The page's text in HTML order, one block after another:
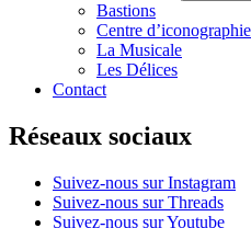
Bastions
Centre d’iconographie
La Musicale
Les Délices
Contact
Réseaux sociaux
Suivez-nous sur Instagram
Suivez-nous sur Threads
Suivez-nous sur Youtube